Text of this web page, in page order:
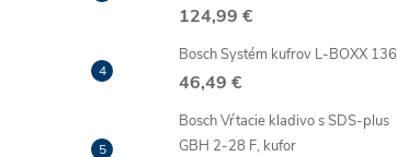
124,99 €
Bosch Systém kufrov L-BOXX 136
46,49 €
Bosch Vŕtacie kladivo s SDS-plus
GBH 2-28 F, kufor